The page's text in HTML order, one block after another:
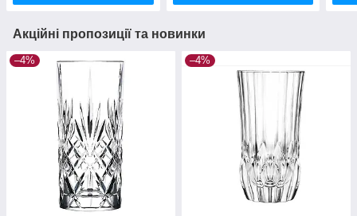
Акційні пропозиції та новинки
–4% –4%